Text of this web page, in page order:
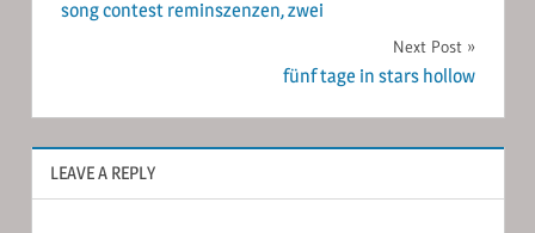
navigation
song contest reminszenzen, zwei
Next Post
fünf tage in stars hollow
LEAVE A REPLY